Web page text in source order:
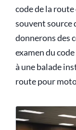
code de la
souvent source
donnerons des
examen du
à une balade
route pour